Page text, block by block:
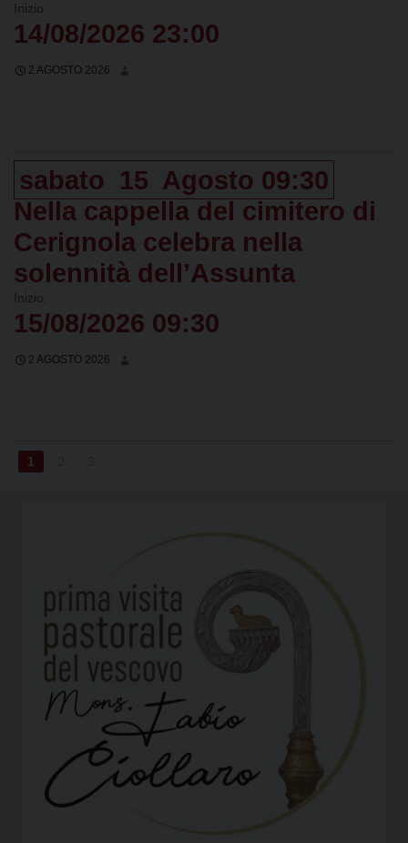
Inizio:
14/08/2026 23:00
2 AGOSTO 2026
sabato 15 Agosto 09:30
Nella cappella del cimitero di
Cerignola celebra nella
solennità dell’Assunta
Inizio:
15/08/2026 09:30
2 AGOSTO 2026
1